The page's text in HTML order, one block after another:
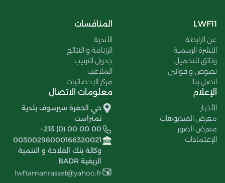
LWF11
عن الرابطة
النشرة الرسمية
وثائق للتحميل
نصوص و قوانين
اتصل بنا
المنافسات
الأندية
الرزنامة و النتائج
جدول الترتيب
الملاعب
مركز الإحصائيات
الإعلام
الأخبار
معرض الفيديوهات
معرض الصور
الإعتمادات
معلومات الاتصال
حي الحفرة سيرسوف بلدية
تمنراست
+213 (0) 00 00 00
00300298000166320021
وكالة بنك الفلاحة و التنمية
الريفية BADR
lwftamanrasset@yahoo.fr